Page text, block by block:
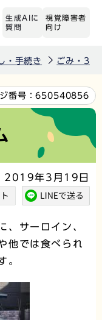
生成AIに
質問
視覚障害者
向け
・手続き ごみ・3R
番号：650540856
2019年3月19日
、サーロイン、
他では食べられ
。